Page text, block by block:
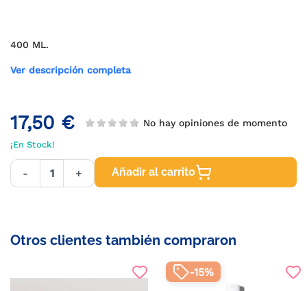
400 ML.
Ver descripción completa
17,50 € No hay opiniones de momento
¡En Stock!
- + Añadir al carrito
Otros clientes también compraron
-15%